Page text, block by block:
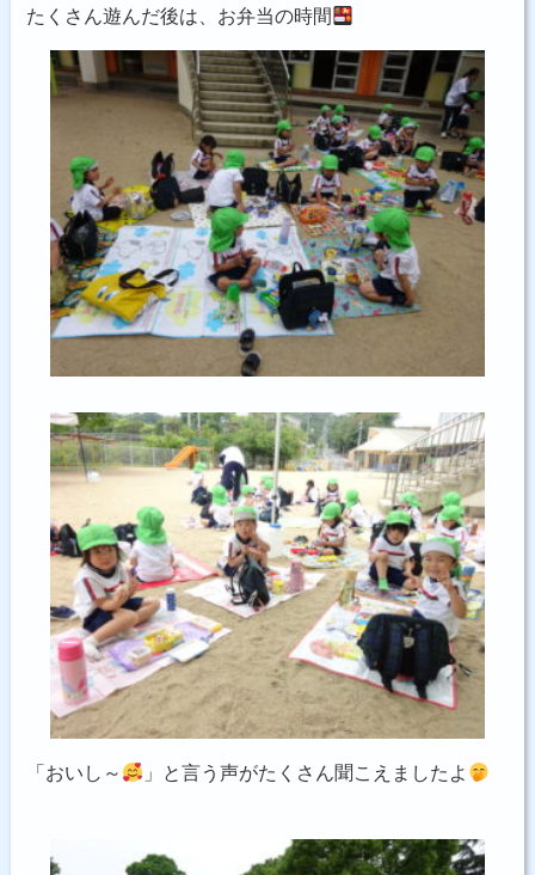
たくさん遊んだ後は、お弁当の時間
「おいし～ 」と言う声がたくさん聞こえましたよ